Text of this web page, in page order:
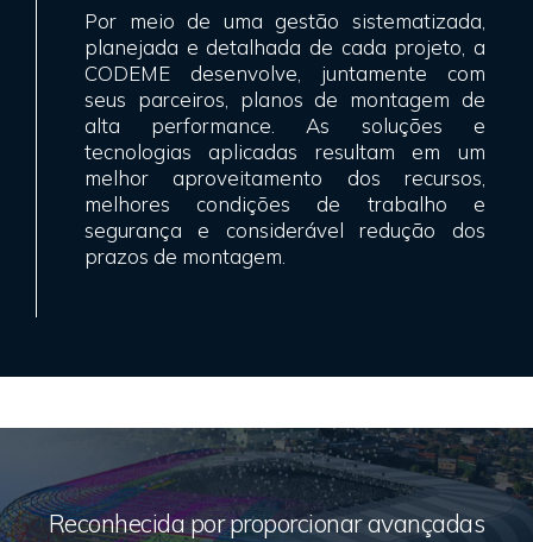
Por meio de uma gestão sistematizada,
planejada e detalhada de cada projeto, a
CODEME desenvolve, juntamente com
seus parceiros, planos de montagem de
alta performance. As soluções e
tecnologias aplicadas resultam em um
melhor aproveitamento dos recursos,
melhores condições de trabalho e
segurança e considerável redução dos
prazos de montagem.
Reconhecida por proporcionar avançadas